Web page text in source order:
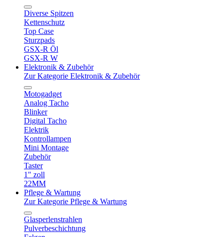
Diverse Spitzen
Kettenschutz
Top Case
Sturzpads
GSX-R Öl
GSX-R W
Elektronik & Zubehör
Zur Kategorie Elektronik & Zubehör
Motogadget
Analog Tacho
Blinker
Digital Tacho
Elektrik
Kontrollampen
Mini Montage
Zubehör
Taster
1" zoll
22MM
Pflege & Wartung
Zur Kategorie Pflege & Wartung
Glasperlenstrahlen
Pulverbeschichtung